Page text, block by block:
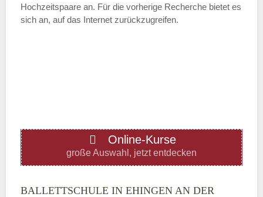
ÖFFNUNGSZEITEN HINZUFÜGEN
Donnerstag
—
Hochzeitspaare an. Für die vorherige Recherche bietet es
sich an, auf das Internet zurückzugreifen.
Online-Kurse
große Auswahl, jetzt entdecken
BALLETTSCHULE IN EHINGEN AN DER